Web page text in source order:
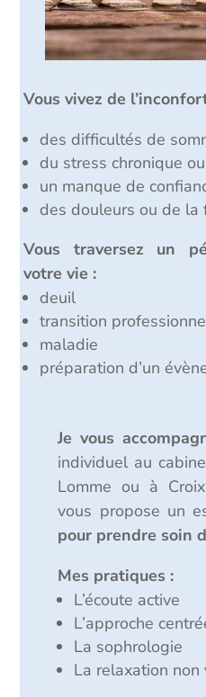
Vous vivez de
des difficultés de
du stress chronique
un manque de
des douleurs ou de la
Vous traversez un
votre vie :
deuil
transition
maladie
préparation d’un
Je vous
individuel au
Lomme ou à
vous propose un
pour prendre soin
Mes pratiques :
L’écoute active
L’approche
La sophrologie
La relaxation non